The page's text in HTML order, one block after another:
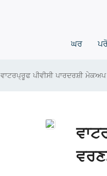
ਘਰ
ਵਾਟਰਪ੍ਰੂਫ ਪੀਵੀਸੀ ਪਾਰਦਰਸ਼ੀ